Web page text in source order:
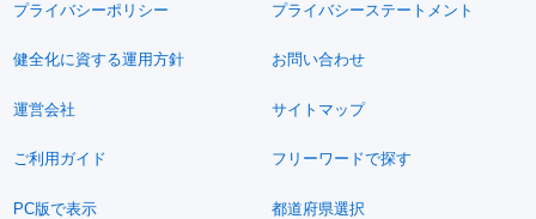
プライバシーポリシー プライバシーステートメント
健全化に資する運用方針 お問い合わせ
運営会社 サイトマップ
ご利用ガイド フリーワードで探す
PC版で表示 都道府県選択